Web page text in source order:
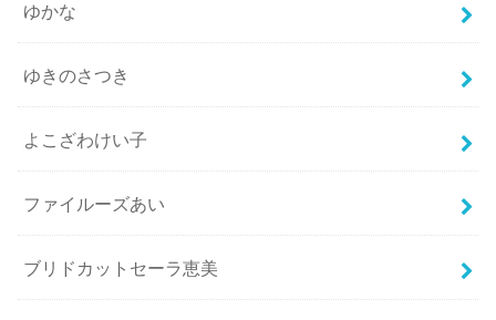
ゆかな
ゆきのさつき
よこざわけい子
ファイルーズあい
ブリドカットセーラ恵美